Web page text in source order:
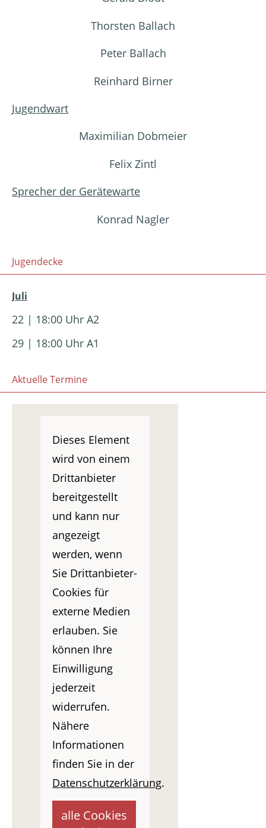
Thorsten Ballach
Peter Ballach
Reinhard Birner
Jugendwart
Maximilian Dobmeier
Felix Zintl
Sprecher der Gerätewarte
Konrad Nagler
Jugendecke
Juli
22 | 18:00 Uhr A2
29 | 18:00 Uhr A1
Aktuelle Termine
Dieses Element
wird von einem
Drittanbieter
bereitgestellt
und kann nur
angezeigt
werden, wenn
Sie Drittanbieter-
Cookies für
externe Medien
erlauben. Sie
können Ihre
Einwilligung
jederzeit
widerrufen.
Nähere
Informationen
finden Sie in der
Datenschutzerklärung.
alle Cookies